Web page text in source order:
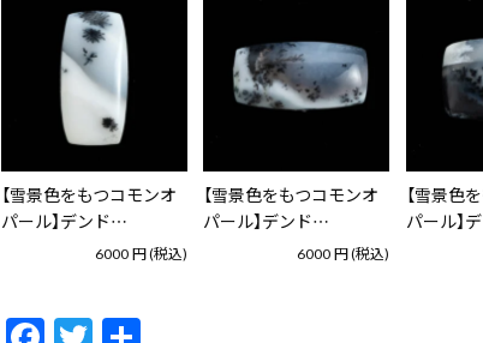
【雪景色をもつコモンオ
パール】デンド…
6000円(税込)
【雪景色をもつコモンオ
パール】デンド…
6000円(税込)
【雪景色
パール】